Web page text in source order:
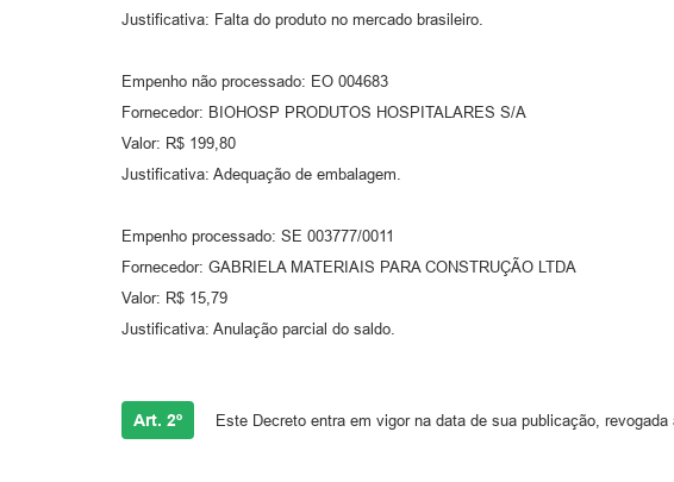
Justificativa: Falta do produto no mercado brasileiro.
Empenho não processado: EO 004683
Fornecedor: BIOHOSP PRODUTOS HOSPITALARES S/A
Valor: R$ 199,80
Justificativa: Adequação de embalagem.
Empenho processado: SE 003777/0011
Fornecedor: GABRIELA MATERIAIS PARA CONSTRUÇÃO LTDA
Valor: R$ 15,79
Justificativa: Anulação parcial do saldo.
Art. 2º Este Decreto entra em vigor na data de sua publicação,